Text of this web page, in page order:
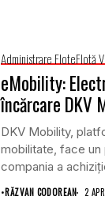
Administrare FloteFlotă
eMobility:
încărcare DKV
DKV Mobility,
mobilitate, face un
compania a
•RĂZVAN CODOREAN 2